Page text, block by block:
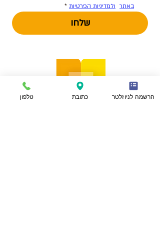
באתר ולמדיניות הפרטיות *
שלחו
טלפון כתובת הרשמה לניוזלטר